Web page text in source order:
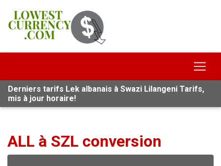
Derniers tarifs Lek albanais à Swazi Lilangeni Tarifs,
mis à jour horaire!
ALL à SZL conversion